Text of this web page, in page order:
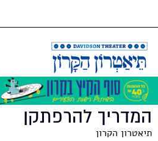
המדריך להרפתקן
תיאטרון הקרון